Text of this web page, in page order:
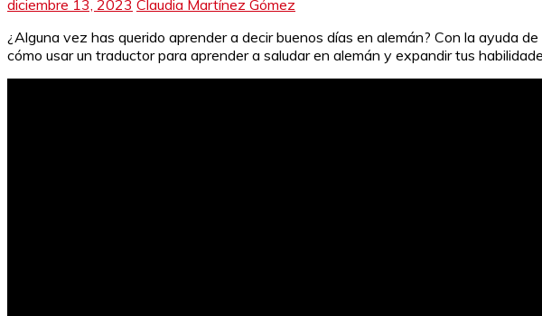
diciembre 13, 2023 Claudia Martínez Gómez
¿Alguna vez has querido aprender a decir buenos días en alemán? Con la ayuda
cómo usar un traductor para aprender a saludar en alemán y expandir tus